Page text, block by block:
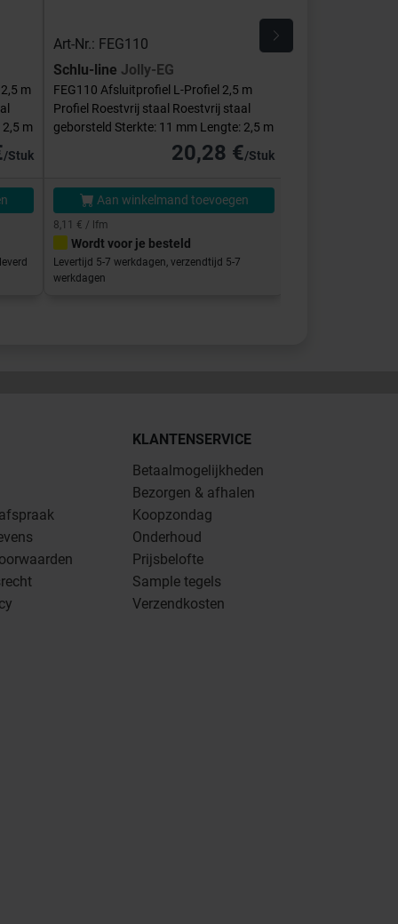
m
m
/Stuk
Art-Nr.: FEG110
Schlu-line Jolly-EG
FEG110 Afsluitprofiel L-Profiel 2,5 m
Profiel Roestvrij staal Roestvrij staal
geborsteld Sterkte: 11 mm Lengte: 2,5 m
20,28 €/Stuk
Aan winkelmand toevoegen
8,11 € / lfm
Wordt voor je besteld
Levertijd 5-7 werkdagen, verzendtijd 5-7
werkdagen
KLANTENSERVICE
Betaalmogelijkheden
Bezorgen & afhalen
Koopzondag
Onderhoud
Prijsbelofte
Sample tegels
Verzendkosten